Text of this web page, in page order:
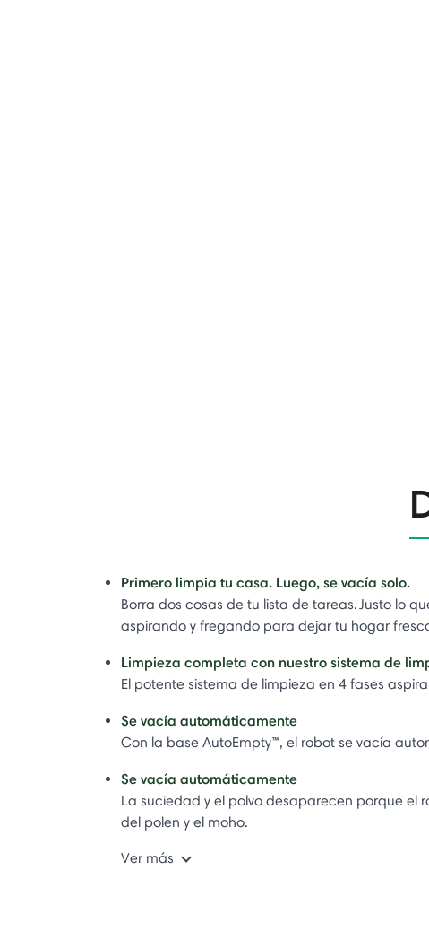
Primero limpia tu casa. Luego, se vacía solo.
Borra dos cosas de tu lista de tareas. Justo lo
aspirando y fregando para dejar tu hogar
Limpieza completa con nuestro sistema de
El potente sistema de limpieza en 4 fases
Se vacía automáticamente
Con la base AutoEmpty™, el robot se vacía
Se vacía automáticamente
La suciedad y el polvo desaparecen porque el
del polen y el moho.
Ver más